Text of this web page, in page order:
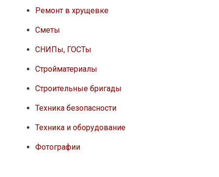
Ремонт в хрущевке
Сметы
СНИПы, ГОСТы
Стройматериалы
Строительные бригады
Техника безопасности
Техника и оборудование
Фотографии